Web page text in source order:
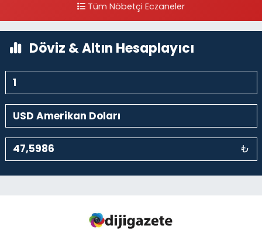
Tüm Nöbetçi Eczaneler
Döviz & Altın Hesaplayıcı
₺